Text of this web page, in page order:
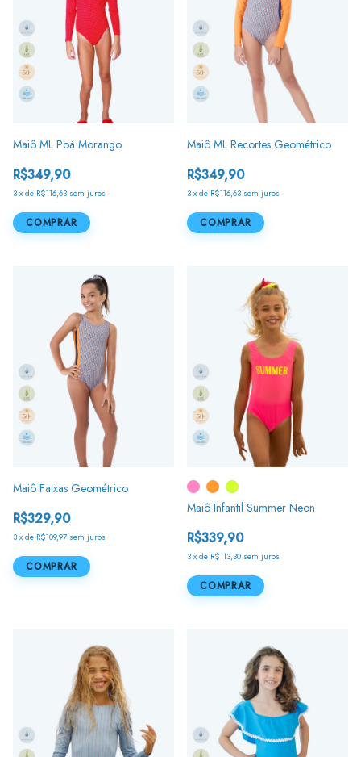
Maiô ML Poá Morango
R$349,90
3 x de R$116,63 sem juros
COMPRAR
Maiô ML Recortes Geométrico
R$349,90
3 x de R$116,63 sem juros
COMPRAR
Maiô Faixas Geométrico
R$329,90
3 x de R$109,97 sem juros
COMPRAR
Maiô Infantil Summer Neon
R$339,90
3 x de R$113,30 sem juros
COMPRAR